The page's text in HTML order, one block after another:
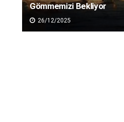
Gömmemizi Bekliyor
26/12/2025